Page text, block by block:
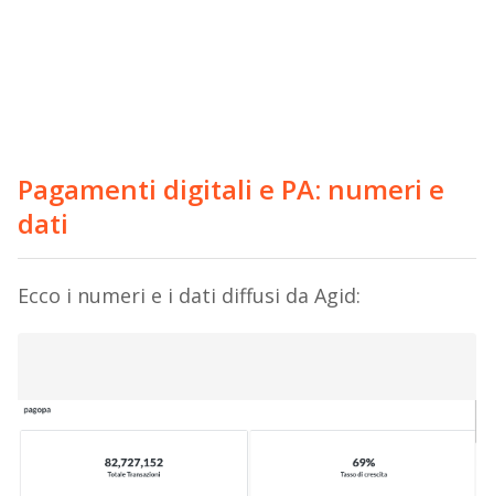
Pagamenti digitali e PA: numeri e
dati
Ecco i numeri e i dati diffusi da Agid: